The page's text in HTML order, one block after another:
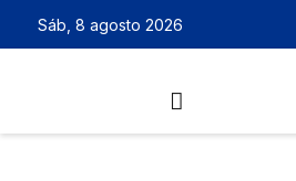
Sáb, 8 agosto 2026